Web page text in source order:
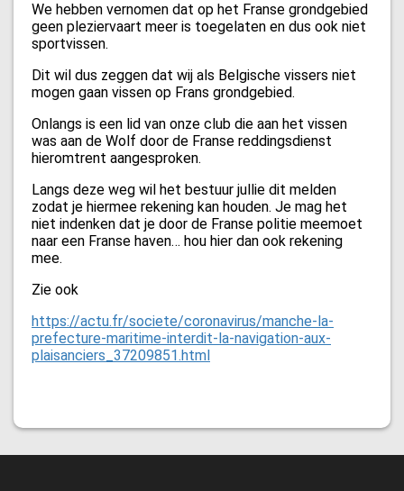
We hebben vernomen dat op het Franse grondgebied
geen pleziervaart meer is toegelaten en dus ook niet
sportvissen.
Dit wil dus zeggen dat wij als Belgische vissers niet
mogen gaan vissen op Frans grondgebied.
Onlangs is een lid van onze club die aan het vissen
was aan de Wolf door de Franse reddingsdienst
hieromtrent aangesproken.
Langs deze weg wil het bestuur jullie dit melden
zodat je hiermee rekening kan houden. Je mag het
niet indenken dat je door de Franse politie meemoet
naar een Franse haven… hou hier dan ook rekening
mee.
Zie ook
https://actu.fr/societe/coronavirus/manche-la-
prefecture-maritime-interdit-la-navigation-aux-
plaisanciers_37209851.html